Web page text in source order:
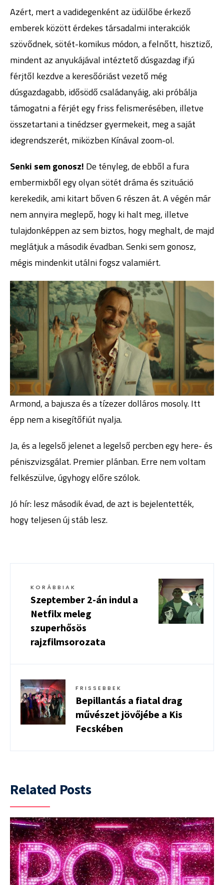
Azért, mert a vadidegenként az üdülőbe érkező
emberek között érdekes társadalmi interakciók
szövődnek, sötét-komikus módon, a felnőtt, hisztiző,
mindent az anyukájával intéztető dúsgazdag ifjú
férjtől kezdve a keresőóriást vezető még
dúsgazdagabb, idősödő családanyáig, aki próbálja
támogatni a férjét egy friss felismerésében, illetve
összetartani a tinédzser gyermekeit, meg a saját
idegrendszerét, miközben Kínával zoom-ol.
Senki sem gonosz! De tényleg, de ebből a fura
embermixből egy olyan sötét dráma és szituáció
kerekedik, ami kitart bőven 6 részen át. A végén már
nem annyira meglepő, hogy ki halt meg, illetve
tulajdonképpen az sem biztos, hogy meghalt, de majd
meglátjuk a második évadban. Senki sem gonosz,
mégis mindenkit utálni fogsz valamiért.
Armond, a bajusza és a tízezer dolláros mosoly. Itt
épp nem a kisegítőfiút nyalja.
Ja, és a legelső jelenet a legelső percben egy here- és
péniszvizsgálat. Premier plánban. Erre nem voltam
felkészülve, úgyhogy előre szólok.
Jó hír: lesz második évad, de azt is bejelentették,
hogy teljesen új stáb lesz.
KORÁBBIAK
Szeptember 2-án indul a
Netfilx meleg
szuperhősös
rajzfilmsorozata
FRISSEBBEK
Bepillantás a fiatal drag
művészet jövőjébe a Kis
Fecskében
Related Posts